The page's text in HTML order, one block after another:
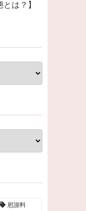
は？】
慰謝料